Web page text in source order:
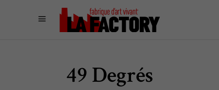
49 Degrés